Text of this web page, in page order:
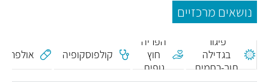
נושאים מרכזיים
פיגור
בגדילה
תוך-רחמית
הפריה
חוץ
גופית
קולפוסקופיה אולפריב